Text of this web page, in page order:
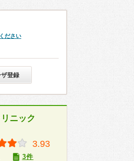
ださい
登録
ニック
3.93
3件